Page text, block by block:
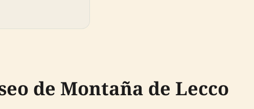
de Montaña de Lecco